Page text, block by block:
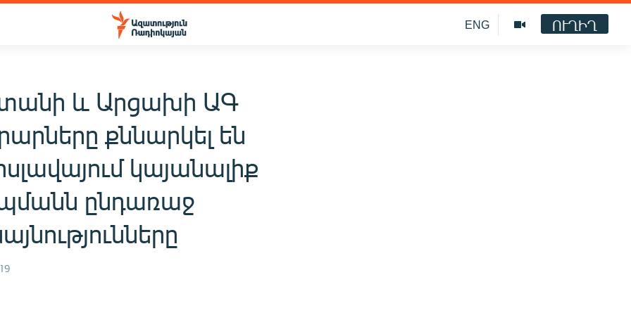
ENG ՈՒՂԻՂ
և Արցախի ԱԳ
քննարկել են
կայանալիք
ընդառաջ